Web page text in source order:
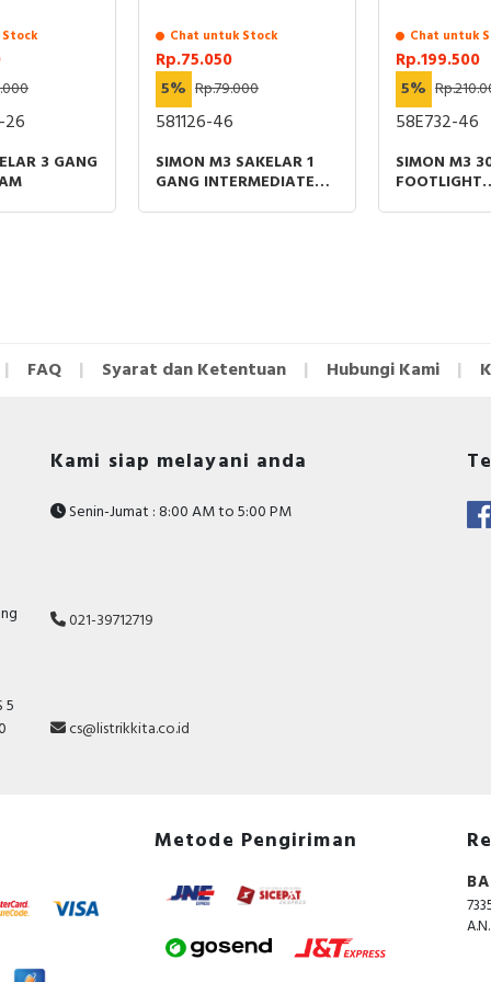
Quantity per box :8
Box size :
180x160x98
Quantity per carton :80
Carton size :
510x330x190
Standards :
26
3 GANG
Chat untuk Stock
Rp.75.050
5% Rp.79.000
581126-46
SIMON M3 SAKELAR 1
GANG INTERMEDIATE
Chat untuk
Rp.199.500
5%
58E732-46
SIMON M3
FOOTLIGHT
FAQ Syarat dan Ketentuan Hubungi Kami
5
Kami siap melayani anda
Senin-Jumat : 8:00 AM to 5:00 PM
021-39712719
cs@listrikkita.co.id
Metode Pengiriman